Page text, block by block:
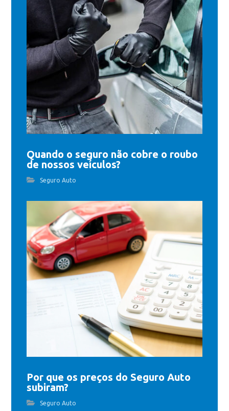
Quando o seguro não cobre o roubo
de nossos veículos?
Seguro Auto
Por que os preços do Seguro Auto
subiram?
Seguro Auto